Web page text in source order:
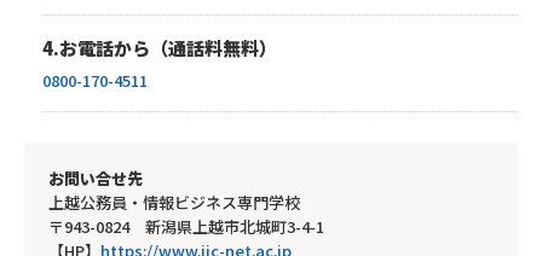
4.お電話から（通話料無料）
0800-170-4511
お問い合せ先
上越公務員・情報ビジネス専門学校
〒943-0824 新潟県上越市北城町3-4-1
【HP】 https://www.jjc-net.ac.jp